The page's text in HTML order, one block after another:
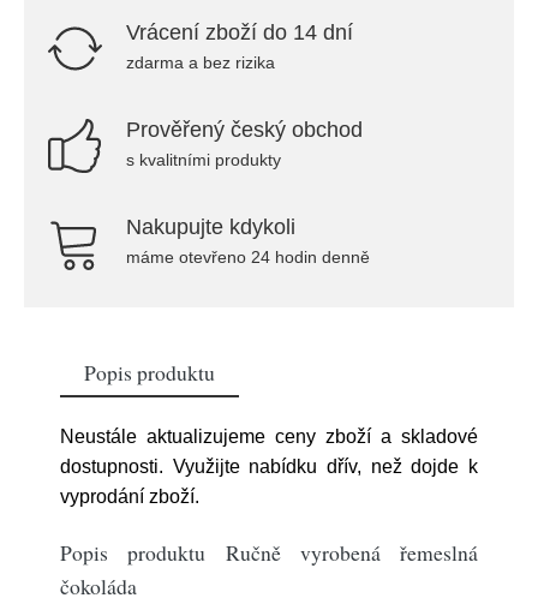
Vrácení zboží do 14 dní
zdarma a bez rizika
Prověřený český obchod
s kvalitními produkty
Nakupujte kdykoli
máme otevřeno 24 hodin denně
Popis produktu
Neustále aktualizujeme ceny zboží a skladové
dostupnosti. Využijte nabídku dřív, než dojde k
vyprodání zboží.
Popis produktu Ručně vyrobená řemeslná
čokoláda